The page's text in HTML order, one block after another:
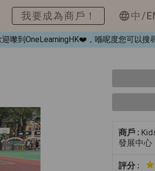
，喺呢度您可以搜尋超
我要成為商戶！ 中/
商戶 :
發展中心
評分 :